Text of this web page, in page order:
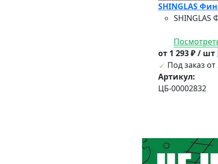
SHINGLAS
SHINGLAS
от 1 293 ₽ / шт
Под заказ от
Артикул:
ЦБ-00002832